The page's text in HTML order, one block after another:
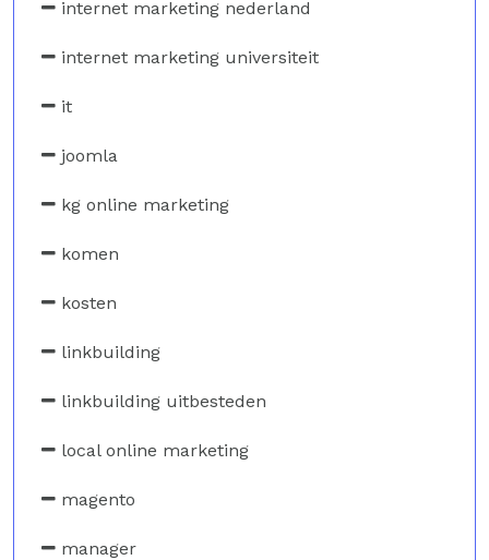
internet marketing nederland
internet marketing universiteit
it
joomla
kg online marketing
komen
kosten
linkbuilding
linkbuilding uitbesteden
local online marketing
magento
manager